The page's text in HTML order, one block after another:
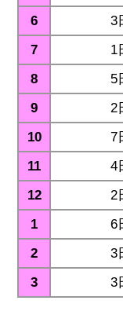
6
3
7
1
8
5
9
2
10
7
11
4
12
2
1
6
2
3
3
3